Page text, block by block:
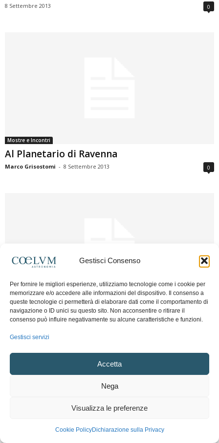
Gestisci Consenso
Per fornire le migliori esperienze, utilizziamo tecnologie come i cookie per
memorizzare e/o accedere alle informazioni del dispositivo. Il consenso a
queste tecnologie ci permetterà di elaborare dati come il comportamento di
navigazione o ID unici su questo sito. Non acconsentire o ritirare il
consenso può influire negativamente su alcune caratteristiche e funzioni.
Gestisci servizi
Accetta
Nega
Visualizza le preferenze
Cookie PolicyDichiarazione sulla Privacy
8 Settembre 2013 0
Mostre e Incontri
Al Planetario di Ravenna
Marco Grisostomi - 8 Settembre 2013 0
Mostre e Incontri
Circolo Culturale Astrofili Trieste